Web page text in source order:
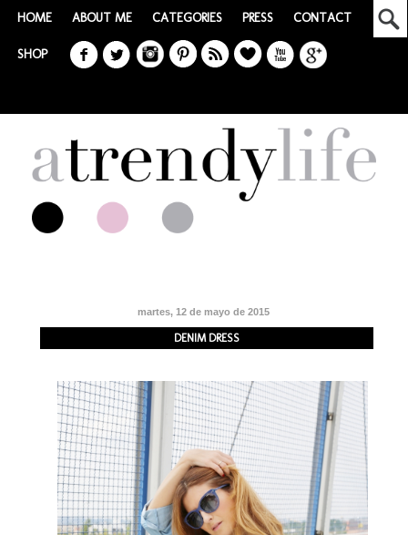
HOME ABOUT ME CATEGORIES PRESS CONTACT
SHOP
martes, 12 de mayo de 2015
DENIM DRESS